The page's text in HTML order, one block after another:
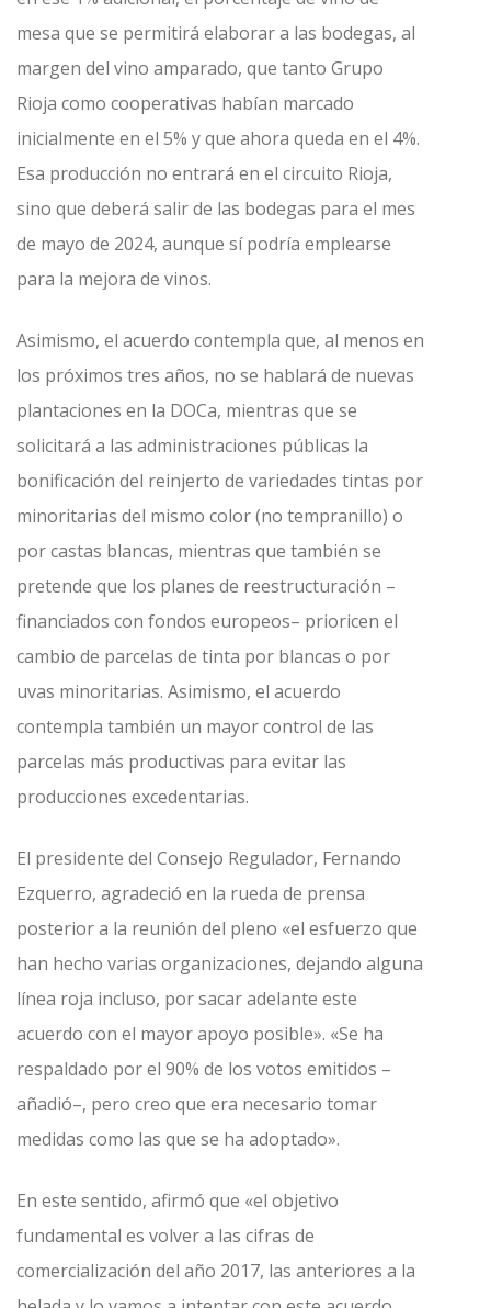
mesa que se permitirá elaborar a las bodegas, al
margen del vino amparado, que tanto Grupo
Rioja como cooperativas habían marcado
inicialmente en el 5% y que ahora queda en el 4%.
Esa producción no entrará en el circuito Rioja,
sino que deberá salir de las bodegas para el mes
de mayo de 2024, aunque sí podría emplearse
para la mejora de vinos.
Asimismo, el acuerdo contempla que, al menos en
los próximos tres años, no se hablará de nuevas
plantaciones en la DOCa, mientras que se
solicitará a las administraciones públicas la
bonificación del reinjerto de variedades tintas por
minoritarias del mismo color (no tempranillo) o
por castas blancas, mientras que también se
pretende que los planes de reestructuración –
financiados con fondos europeos– prioricen el
cambio de parcelas de tinta por blancas o por
uvas minoritarias. Asimismo, el acuerdo
contempla también un mayor control de las
parcelas más productivas para evitar las
producciones excedentarias.
El presidente del Consejo Regulador, Fernando
Ezquerro, agradeció en la rueda de prensa
posterior a la reunión del pleno «el esfuerzo que
han hecho varias organizaciones, dejando alguna
línea roja incluso, por sacar adelante este
acuerdo con el mayor apoyo posible». «Se ha
respaldado por el 90% de los votos emitidos –
añadió–, pero creo que era necesario tomar
medidas como las que se ha adoptado».
En este sentido, afirmó que «el objetivo
fundamental es volver a las cifras de
comercialización del año 2017, las anteriores a la